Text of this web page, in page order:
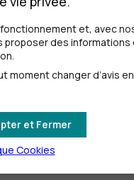
CICà votre
de ne
liste des opérations
les
et, avec
des informations
changer d’avis
et Fermer
Cookies